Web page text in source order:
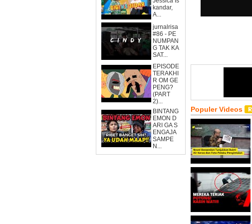
kandar,
A...
jurnalrisa
#86 - PE
NUMPAN
G TAK KA
SAT...
EPISODE
TERAKHI
R OM GE
PENG?
(PART
2)...
BINTANG
EMON D
ARI GA S
ENGAJA
SAMPE
N...
Populer Videos